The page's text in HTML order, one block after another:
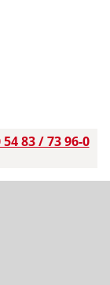
54 83 / 73 96-0